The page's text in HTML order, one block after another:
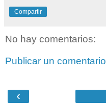
Compartir
No hay comentarios:
Publicar un comentario
‹